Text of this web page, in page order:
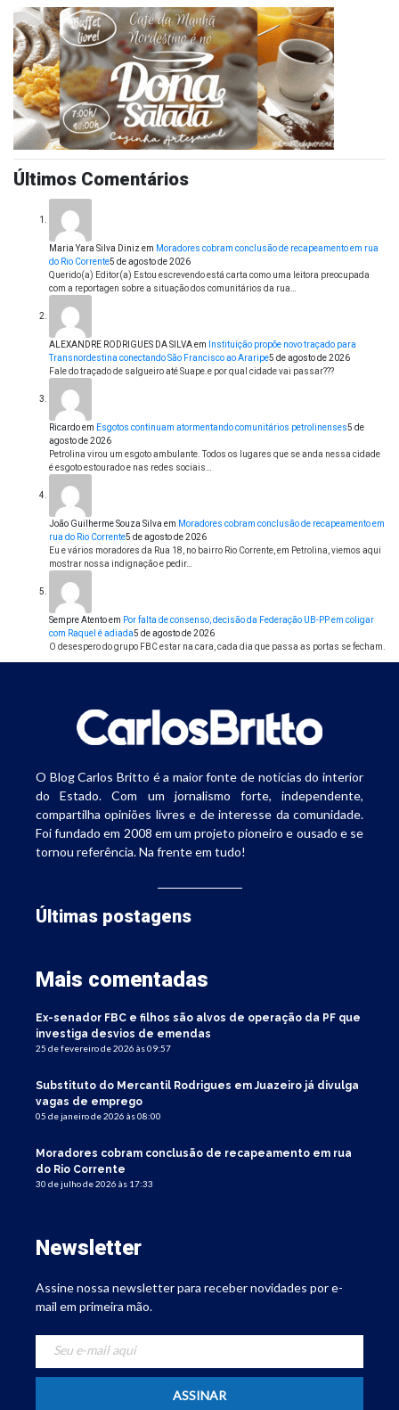
Últimos Comentários
Maria Yara Silva Diniz em Moradores cobram conclusão de recapeamento em rua
do Rio Corrente5 de agosto de 2026
Querido(a) Editor(a) Estou escrevendo está carta como uma leitora preocupada
com a reportagen sobre a situação dos comunitários da rua…
ALEXANDRE RODRIGUES DA SILVAem
Instituição propõe novo traçado para
Transnordestina conectando São Francisco ao Araripe5 de agosto de 2026
Fale do traçado de salgueiro até Suape.e por qual cidade vai passar???
Ricardoem Esgotos continuam atormentando comunitários petrolinenses5 de
agosto de 2026
Petrolina virou um esgoto ambulante. Todos os lugares que se anda nessa cidade
é esgoto estourado e nas redes sociais…
João Guilherme Souza Silva em Moradores cobram conclusão de recapeamento em
rua do Rio Corrente5 de agosto de 2026
Eu e vários moradores da Rua 18, no bairro Rio Corrente, em Petrolina, viemos aqui
mostrar nossa indignação e pedir…
Sempre Atentoem Por falta de consenso, decisão da Federação UB-PP em coligar
com Raquel é adiada5 de agosto de 2026
O desespero do grupo FBC estar na cara, cada dia que passa as portas se fecham.
O Blog Carlos Britto é a maior fonte de notícias do interior
do Estado. Com um jornalismo forte, independente,
compartilha opiniões livres e de interesse da comunidade.
Foi fundado em 2008 em um projeto pioneiro e ousado e se
tornou referência. Na frente em tudo!
Últimas postagens
Mais comentadas
Ex-senador FBC e filhos são alvos de operação da PF que
investiga desvios de emendas
25 de fevereiro de 2026 às 09:57
Substituto do Mercantil Rodrigues em Juazeiro já divulga
vagas de emprego
05 de janeiro de 2026 às 08:00
Moradores cobram conclusão de recapeamento em rua
do Rio Corrente
30 de julho de 2026 às 17:33
Newsletter
Assine nossa newsletter para receber novidades por e-
mail em primeira mão.